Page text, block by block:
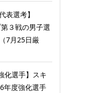
表選考】
３戦の男子選
7月25日厳
化選手】スキ
年度強化選手